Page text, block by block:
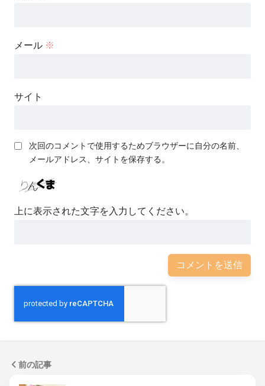
メール ※
サイト
次回のコメントで使用するためブラウザーに自分の名前、
メールアドレス、サイトを保存する。
上に表示された文字を入力してください。
前の記事